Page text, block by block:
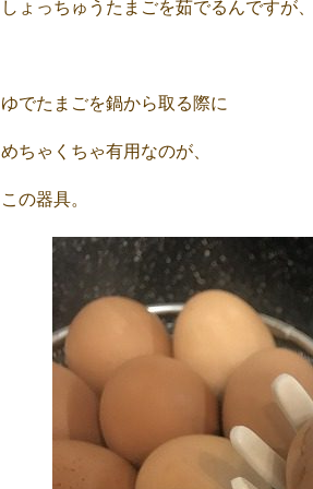
しょっちゅうたまごを茹でるんですが
ゆでたまごを鍋から取る際に
めちゃくちゃ有用なのが、
この器具。